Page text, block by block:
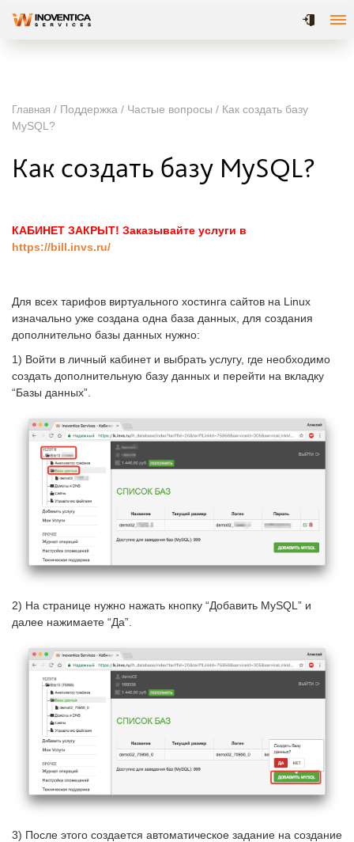
Главная / Поддержка / Частые вопросы / Как создать базу
MySQL?
Как создать базу MySQL?
КАБИНЕТ ЗАКРЫТ! Заказывайте услуги в
https://bill.invs.ru/
Для всех тарифов виртуального хостинга сайтов на Linux
изначально уже создана одна база данных, для создания
дополнительно базы данных нужно:
1) Войти в личный кабинет и выбрать услугу, где необходимо
создать дополнительную базу данных и перейти на вкладку
“Базы данных”.
2) На странице нужно нажать кнопку “Добавить MуSQL” и
далее нажимаете “Да”.
3) После этого создается автоматическое задание на создание